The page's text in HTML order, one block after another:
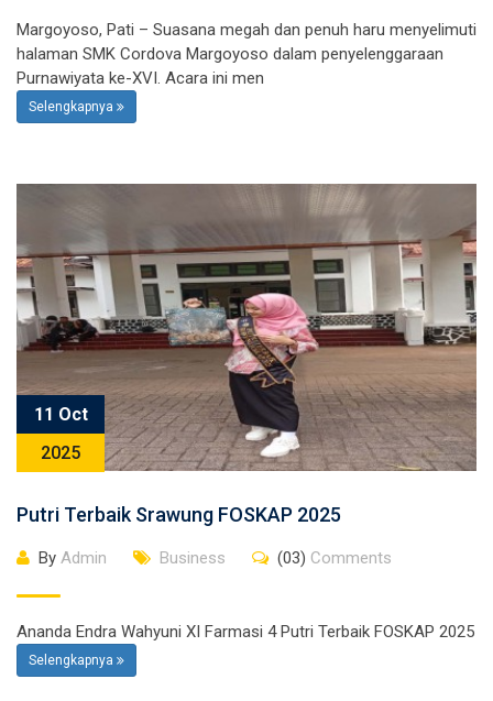
Margoyoso, Pati – Suasana megah dan penuh haru menyelimuti
halaman SMK Cordova Margoyoso dalam penyelenggaraan
Purnawiyata ke-XVI. Acara ini men
Selengkapnya
11 Oct
2025
Putri Terbaik Srawung FOSKAP 2025
By Admin Business (03) Comments
Ananda Endra Wahyuni XI Farmasi 4 Putri Terbaik FOSKAP 2025
Selengkapnya